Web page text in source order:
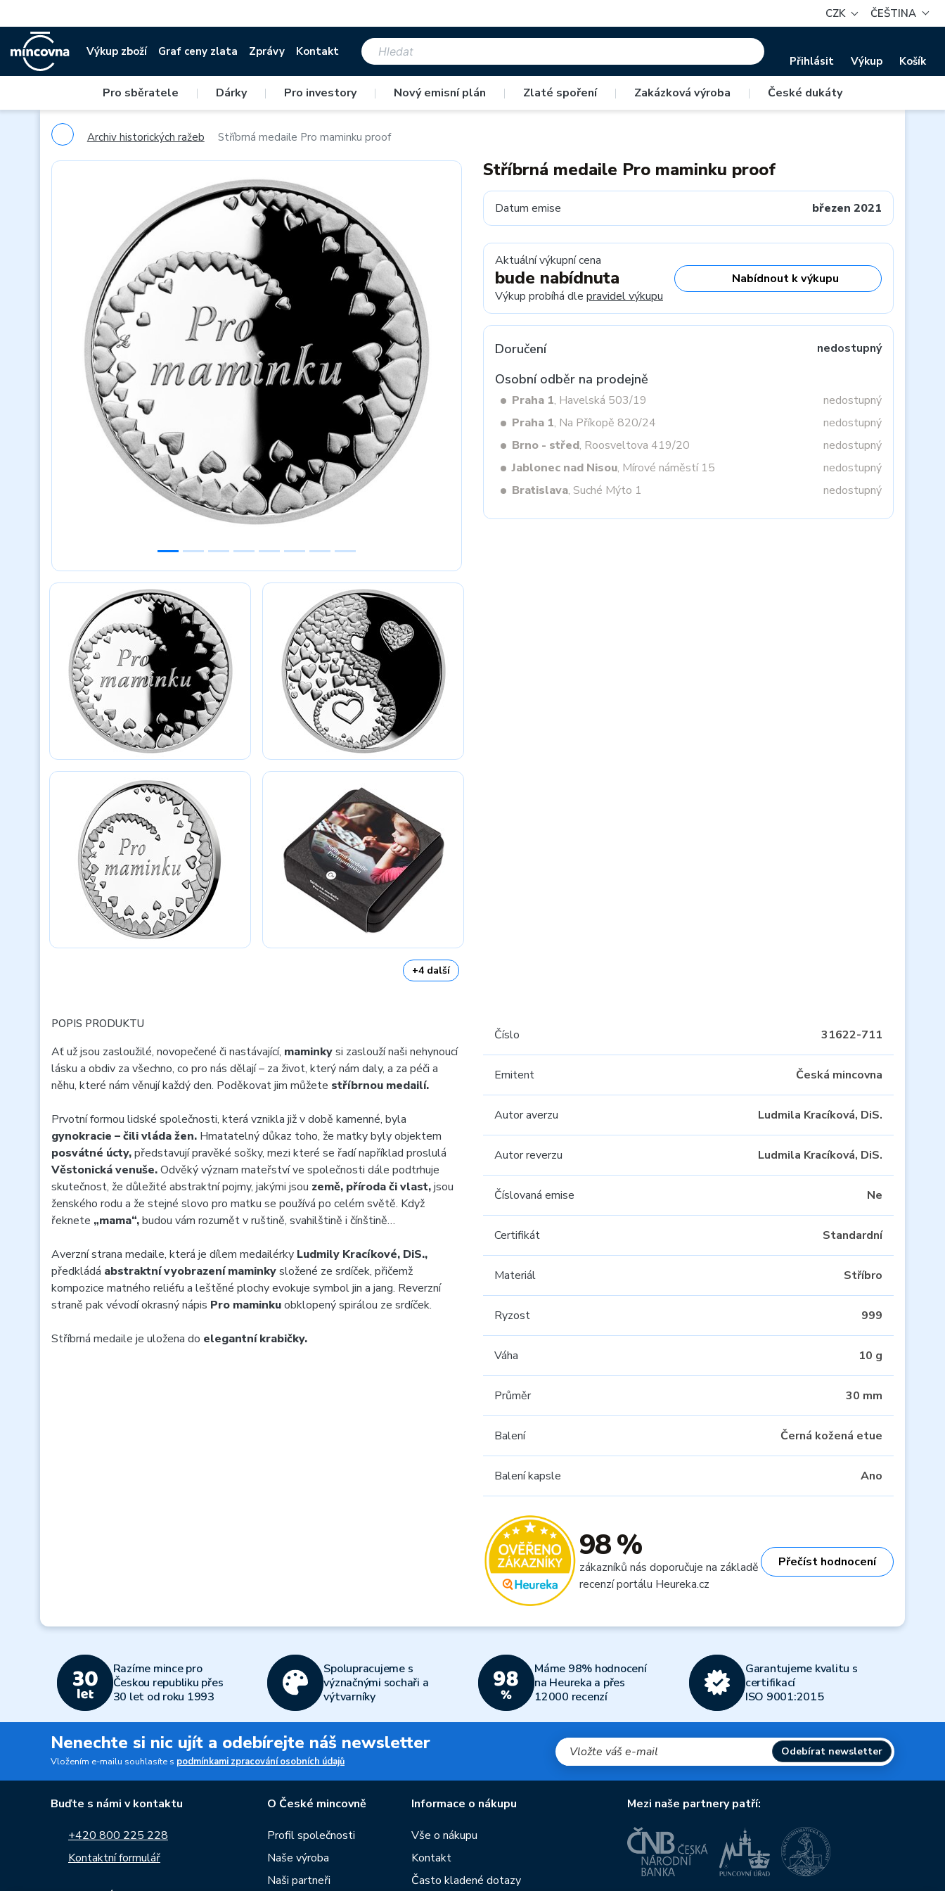
CZK ČEŠTINA
Výkup zboží Graf ceny zlata Zprávy Kontakt
Přihlásit Výkup Košík
Pro sběratele | Dárky | Pro investory | Nový emisní plán | Zlaté spoření | Zakázková výroba | České dukáty
Archiv historických ražeb Stříbrná medaile Pro maminku proof
Previous
+4 další
Stříbrná medaile Pro maminku proof
Datum emise březen 2021
Aktuální výkupní cena
bude nabídnuta
Výkup probíhá dle pravidel výkupu
Nabídnout k výkupu
Doručení nedostupný
Osobní odběr na prodejně
Praha 1, Havelská 503/19
nedostupný
Praha 1, Na Příkopě 820/24
nedostupný
Brno - střed, Roosveltova 419/20
nedostupný
Jablonec nad Nisou, Mírové náměstí 15
nedostupný
Bratislava, Suché Mýto 1 nedostupný
POPIS PRODUKTU
Ať už jsou zasloužilé, novopečené či nastávající, maminkysi zaslouží naši nehynoucí
lásku a obdiv za všechno, co pro nás dělají – za život, který nám daly, a za péči a
něhu, které nám věnují každý den. Poděkovat jim můžete stříbrnou medailí.
Prvotní formou lidské společnosti, která vznikla již v době kamenné, byla
gynokracie – čili vláda žen. Hmatatelný důkaz toho, že matky byly objektem
posvátné úcty,představují pravěké sošky, mezi které se řadí například proslulá
Věstonická venuše.Odvěký význam mateřství ve společnosti dále podtrhuje
skutečnost, že důležité abstraktní pojmy, jakými jsou země, příroda či vlast,jsou
ženského rodu a že stejné slovo pro matku se používá po celém světě. Když
řeknete „mama“,budou vám rozumět v ruštině, svahilštině i čínštině…
Averzní strana medaile, která je dílem medailérky Ludmily Kracíkové, DiS.,
předkládá abstraktní vyobrazení maminkysložené ze srdíček, přičemž
kompozice matného reliéfu a leštěné plochy evokuje symbol jin a jang. Reverzní
straně pak vévodí okrasný nápis Pro maminkuobklopený spirálou ze srdíček.
Stříbrná medaile je uložena do elegantní krabičky.
Číslo 31622-711
Emitent Česká mincovna
Autor averzu Ludmila Kracíková, DiS.
Autor reverzu Ludmila Kracíková, DiS.
Číslovaná emise Ne
Certifikát Standardní
Materiál Stříbro
Ryzost 999
Váha 10 g
Průměr 30 mm
Balení Černá kožená etue
Balení kapsle Ano
98 %
zákazníků nás doporučuje na základě
recenzí portálu Heureka.cz
Přečíst hodnocení
Razíme mince pro
Českou republiku přes
30 let od roku 1993
Spolupracujeme s
význačnými sochaři a
výtvarníky
Máme 98% hodnocení
na Heureka a přes
12000 recenzí
Garantujeme kvalitu s
certifikací
ISO 9001:2015
Nenechte si nic ujít a odebírejte náš newsletter
Vložením e-mailu souhlasíte s podmínkami zpracování osobních údajů
Odebírat newsletter
Buďte s námi v kontaktu
+420 800 225 228
Kontaktní formulář
O České mincovně
Profil společnosti
Naše výroba
Naši partneři
Informace o nákupu
Vše o nákupu
Kontakt
Často kladené dotazy
Mezi naše partnery patří: